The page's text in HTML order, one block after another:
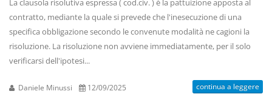
La clausola risolutiva espressa ( cod.civ. ) è la pattuizione apposta al
contratto, mediante la quale si prevede che l'inesecuzione di una
specifica obbligazione secondo le convenute modalità ne cagioni la
risoluzione. La risoluzione non avviene immediatamente, per il solo
verificarsi dell'ipotesi...
Daniele Minussi 12/09/2025 continua a leggere